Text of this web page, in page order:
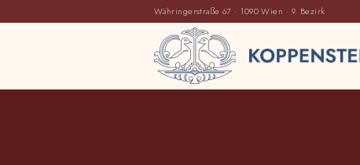
Währingerstraße 67 · 1090 Wien · 9. Bezirk